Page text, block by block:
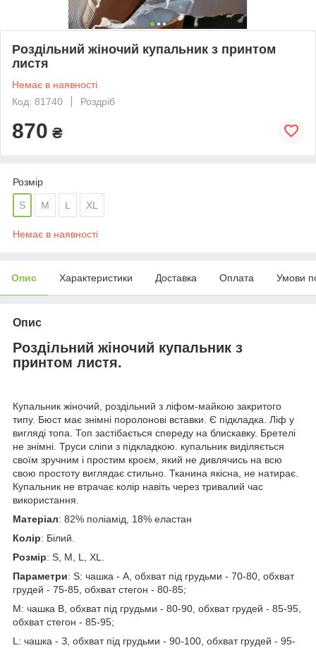
Роздільний жіночий купальник з принтом
листя
Немає в наявності
Код: 81740
Роздріб
870 ₴
Розмір
S M L XL
Немає в наявності
Опис Характеристики Доставка Оплата Умови
Опис
Роздільний жіночий купальник з
принтом листя.
Купальник жіночий, роздільний з ліфом-майкою закритого
типу. Бюст має знімні поролонові вставки. Є підкладка. Ліф у
вигляді топа. Топ застібається спереду на блискавку. Бретелі
не знімні. Труси сліпи з підкладкою. купальник виділяється
своїм зручним і простим кроєм, який не дивлячись на всю
свою простоту виглядає стильно. Тканина якісна, не натирає.
Купальник не втрачає колір навіть через тривалий час
використання.
Матеріал: 82% поліамід, 18% еластан
Колір: Білий.
Розмір: S, M, L, XL.
Параметри: S: чашка - А, обхват під грудьми - 70-80, обхват
грудей - 75-85, обхват стегон - 80-85;
М: чашка В, обхват під грудьми - 80-90, обхват грудей - 85-95,
обхват стегон - 85-95;
L: чашка - З, обхват під грудьми - 90-100, обхват грудей - 95-